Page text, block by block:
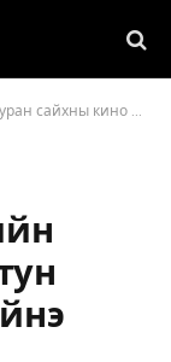
тун удахгүй тэсрэлт хийнэ